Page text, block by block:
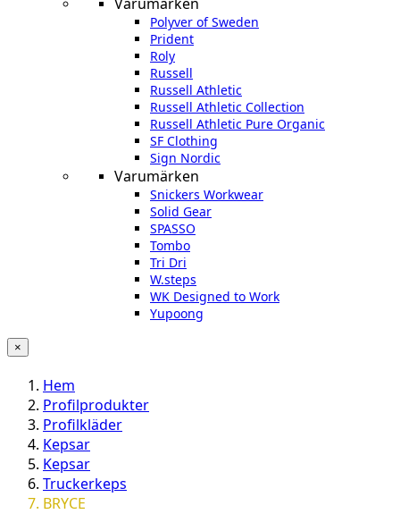
Polyver of Sweden
Prident
Roly
Russell
Russell Athletic
Russell Athletic Collection
Russell Athletic Pure Organic
SF Clothing
Sign Nordic
Varumärken
Snickers Workwear
Solid Gear
SPASSO
Tombo
Tri Dri
W.steps
WK Designed to Work
Yupoong
×
Hem
Profilprodukter
Profilkläder
Kepsar
Kepsar
Truckerkeps
BRYCE